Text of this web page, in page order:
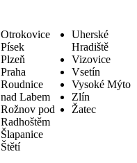
Otrokovice
Písek
Plzeň
Praha
Roudnice
nad Labem
Rožnov pod
Radhoštěm
Šlapanice
Štětí
Uherské
Hradiště
Vizovice
Vsetín
Vysoké Mýto
Zlín
Žatec